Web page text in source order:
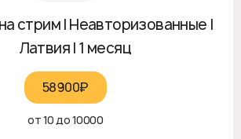
на стрим | Неавторизованные |
🇱🇻 Латвия | 1 месяц
58900₽‎
от 10 до 10000